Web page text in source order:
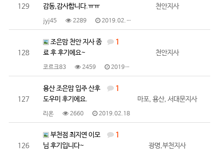
129
감동,감사합니다.ㅠㅠ
jyj45 2289 2019.02.26
천안지사
128
1
조은맘 천안 지사 종
료 후 후기에요~
코르크83 2459 2019.02.19
천안지사
127
1
용산 조은맘 입주 산후
도우미 후기에요.
리온 2660 2019.02.18
마포, 용산, 서대문지사
126
1
부천점 최지연 이모
님 후기입니다~
광명,부천지사